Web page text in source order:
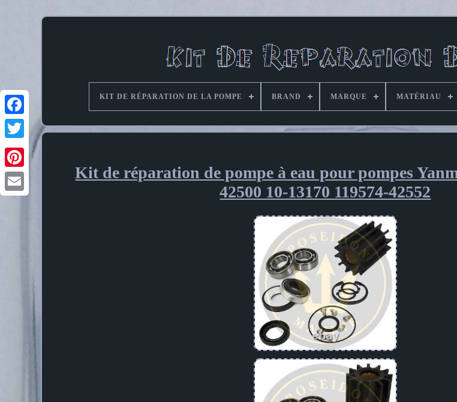
Pinterest
KIT DE RÉPARATION DE LA POMPE BRAND MARQUE MATÉRIAU
Kit de réparation de pompe à eau pour pompes
42500 10-13170 119574-42552